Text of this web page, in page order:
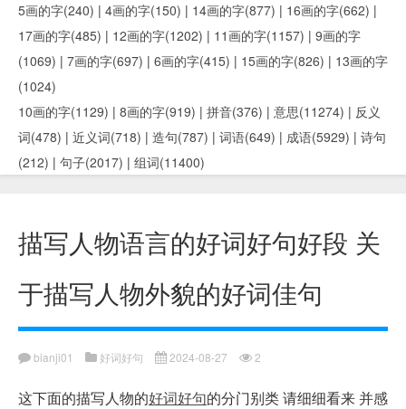
5画的字(240) | 4画的字(150) | 14画的字(877) | 16画的字(662) |
17画的字(485) | 12画的字(1202) | 11画的字(1157) | 9画的字
(1069) | 7画的字(697) | 6画的字(415) | 15画的字(826) | 13画的字
(1024)
10画的字(1129) | 8画的字(919) | 拼音(376) | 意思(11274) | 反义
词(478) | 近义词(718) | 造句(787) | 词语(649) | 成语(5929) | 诗句
(212) | 句子(2017) | 组词(11400)
描写人物语言的好词好句好段 关
于描写人物外貌的好词佳句
bianji01 好词好句 2024-08-27 2
这下面的描写人物的好词好句的分门别类 请细细看来 并感